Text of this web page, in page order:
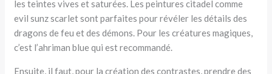
les teintes vives et saturées. Les peintures citadel comme
evil sunz scarlet sont parfaites pour révéler les détails des
dragons de feu et des démons. Pour les créatures magiques,
c’est l’ahriman blue qui est recommandé.
Ensuite, il faut, pour la création des contrastes, prendre des